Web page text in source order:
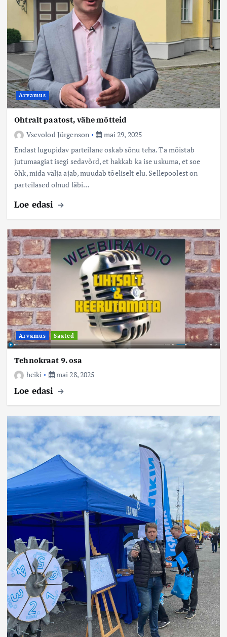
Arvamus
Ohtralt paatost, vähe mõtteid
Vsevolod Jürgenson
mai 29, 2025
Endast lugupidav parteilane oskab sõnu teha. Ta mõistab
jutumaagiat isegi sedavõrd, et hakkab ka ise uskuma, et soe
õhk, mida välja ajab, muudab tõeliselt elu. Sellepoolest on
parteilased olnud läbi…
Loe edasi
Arvamus Saated
Tehnokraat 9. osa
heiki
mai 28, 2025
Loe edasi